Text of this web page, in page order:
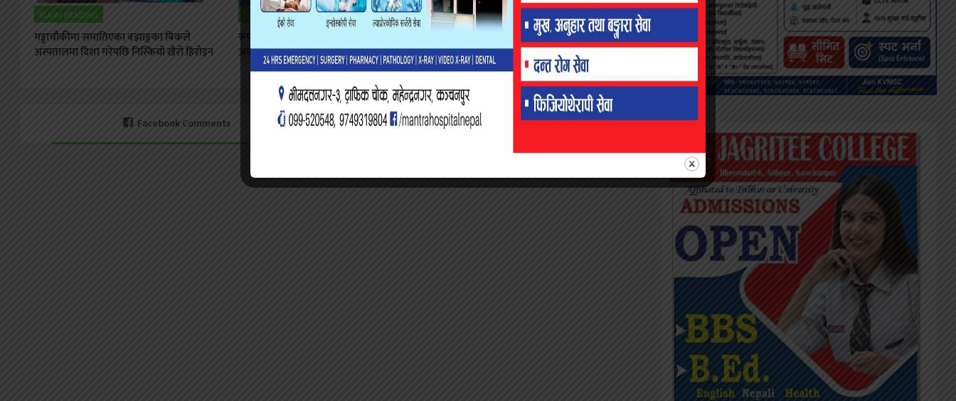
FLASH HEADING
गड्डाचौकीमा समातिएका बझाङ्गका बिकले
अस्पतालमा दिशा गरेपछि निस्कियो खैरो हिरोइन
FLASH HEADING
रूपान्तरणको दिशामा सुदूरपश्चिम विश्वविद्यालय :
अवसर, चुनौती र साझा जिम्मेवारी
FLASH HEADING
भविष्य खोज्दै केरा खेतीमा रमाई रहेकी राममाया
Facebook Comments Disqus Comments